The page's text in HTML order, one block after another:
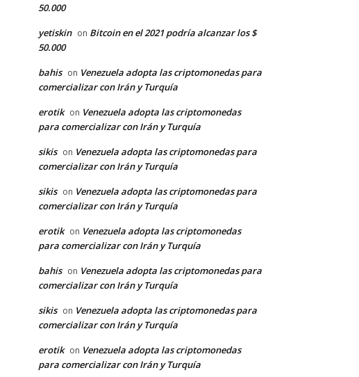
50.000
yetiskin on Bitcoin en el 2021 podría alcanzar los $
50.000
bahis on Venezuela adopta las criptomonedas para
comercializar con Irán y Turquía
erotik on Venezuela adopta las criptomonedas
para comercializar con Irán y Turquía
sikis on Venezuela adopta las criptomonedas para
comercializar con Irán y Turquía
sikis on Venezuela adopta las criptomonedas para
comercializar con Irán y Turquía
erotik on Venezuela adopta las criptomonedas
para comercializar con Irán y Turquía
bahis on Venezuela adopta las criptomonedas para
comercializar con Irán y Turquía
sikis on Venezuela adopta las criptomonedas para
comercializar con Irán y Turquía
erotik on Venezuela adopta las criptomonedas
para comercializar con Irán y Turquía